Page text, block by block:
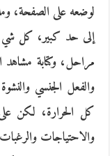
لوضعه على الصفحة،
إلى حد كبير، كل شي
مراحل، وكتابة مشاهد
والفعل الجنسي
كل الحرارة، لكن
والاحتياجات